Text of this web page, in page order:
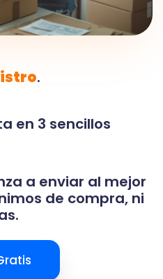
.
en 3 sencillos
a enviar al mejor
de compra, ni